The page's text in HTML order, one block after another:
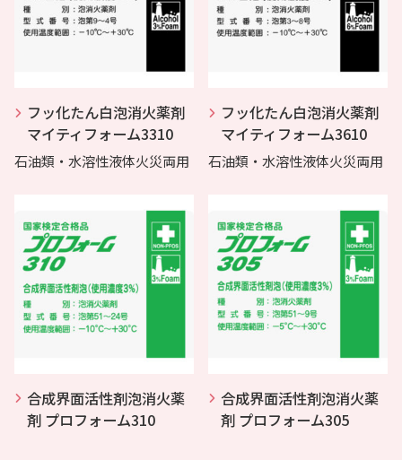
フッ化たん白泡消火薬剤
マイティフォーム3310
石油類・水溶性液体火災両用
フッ化たん白泡消火薬剤
マイティフォーム3610
石油類・水溶性液体火災両用
合成界面活性剤泡消火薬
剤 プロフォーム310
合成界面活性剤泡消火薬
剤 プロフォーム305